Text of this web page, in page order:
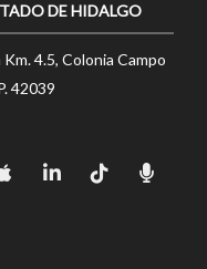
DE HIDALGO
4.5, Colonia Campo
42039